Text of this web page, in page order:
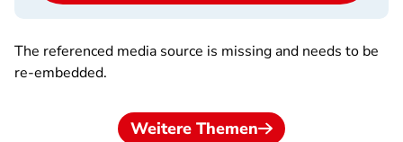
The referenced media source is missing and needs to be
re-embedded.
Weitere Themen